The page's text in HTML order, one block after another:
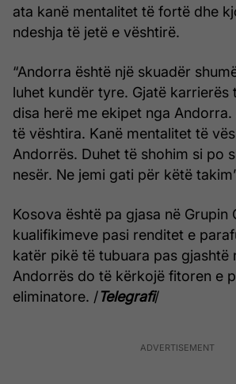
ata kanë mentalitet të fortë dhe
ndeshja të jetë e vështirë.
“Andorra është një skuadër
luhet kundër tyre. Gjatë karrierës
disa herë me ekipet nga
të vështira. Kanë mentalitet të
Andorrës. Duhet të shohim si po
nesër. Ne jemi gati për këtë
Kosova është pa gjasa në Grupin
kualifikimeve pasi renditet e
katër pikë të tubuara pas gjashtë
Andorrës do të kërkojë fitoren e
eliminatore. /Telegrafi/